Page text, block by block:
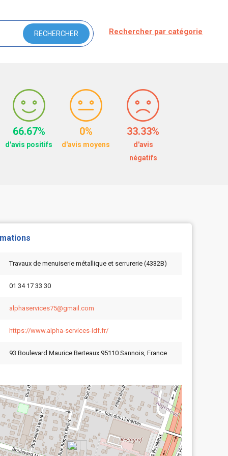
Rechercher par catégorie
66.67%
d'avis positifs
0%
d'avis moyens
33.33%
d'avis
négatifs
Travaux de menuiserie métallique et serrurerie (4332B)
01 34 17 33 30
alphaservices75@gmail.com
https://www.alpha-services-idf.fr/
93 Boulevard Maurice Berteaux 95110 Sannois, France